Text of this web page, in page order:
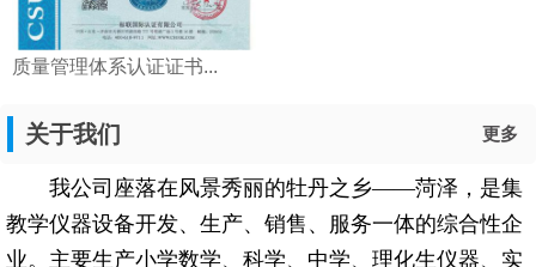
质量管理体系认证证书...
关于我们 更多
我公司座落在风景秀丽的牡丹之乡——菏泽，是集
教学仪器设备开发、生产、销售、服务一体的综合性企
业。主要生产小学数学、科学、中学、理化生仪器、实